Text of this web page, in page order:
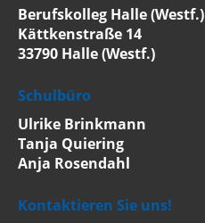
Berufskolleg Halle (Westf.)
Kättkenstraße 14
33790 Halle (Westf.)
Schulbüro
Ulrike Brinkmann
Tanja Quiering
Anja Rosendahl
Kontaktieren Sie uns!